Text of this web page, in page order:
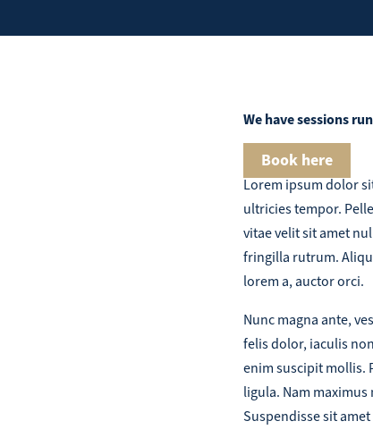
We have sessions
Book here
Lorem ipsum dolor
ultricies tempor.
vitae velit sit amet
fringilla rutrum.
lorem a, auctor orci.
Nunc magna ante,
felis dolor, iaculis
enim suscipit mollis.
ligula. Nam
Suspendisse sit